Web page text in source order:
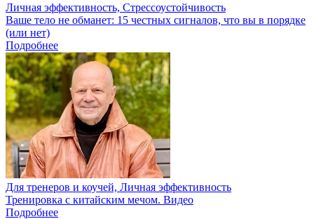
Личная эффективность, Стрессоустойчивость
Ваше тело не обманет: 15 честных сигналов, что вы в порядке
(или нет)
Подробнее
Для тренеров и коучей, Личная эффективность
Тренировка с китайским мечом. Видео
Подробнее